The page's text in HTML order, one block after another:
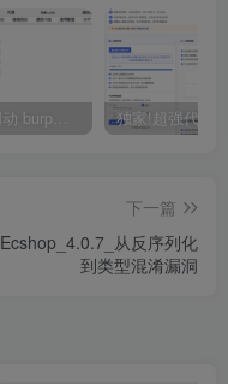
mingdon 明动 burp插件0.2.6版本 本地时间校验去除版
下一篇
Ecshop_4.0.7_从反序列化
到类型混淆漏洞